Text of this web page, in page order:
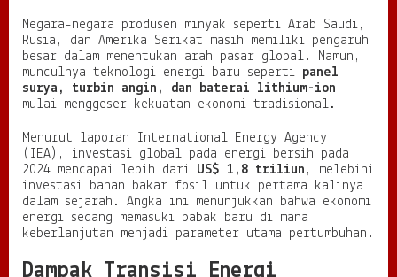
Negara-negara produsen minyak seperti Arab Saudi,
Rusia, dan Amerika Serikat masih memiliki pengaruh
besar dalam menentukan arah pasar global. Namun,
munculnya teknologi energi baru seperti panel
surya, turbin angin, dan baterai lithium-ion
mulai menggeser kekuatan ekonomi tradisional.
Menurut laporan International Energy Agency
(IEA), investasi global pada energi bersih pada
2024 mencapai lebih dari US$ 1,8 triliun , melebihi
investasi bahan bakar fosil untuk pertama kalinya
dalam sejarah. Angka ini menunjukkan bahwa ekonomi
energi sedang memasuki babak baru di mana
keberlanjutan menjadi parameter utama pertumbuhan.
Dampak Transisi Energi